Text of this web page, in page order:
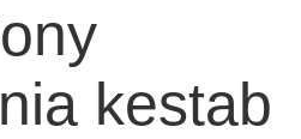
kestab